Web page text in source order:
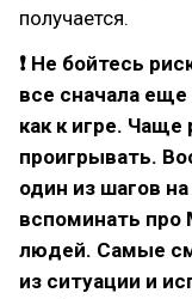
получается.
❗ Не бойтесь
все сначала
как к игре. Чаще
проигрывать.
один из шагов
вспоминать про
людей. Самые
из ситуации и